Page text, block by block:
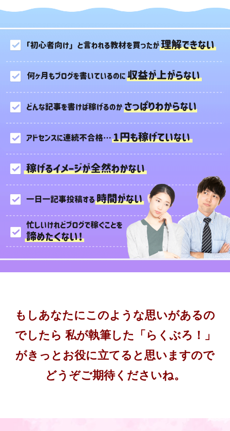
もしあなたにこのような思いがあるの
でしたら 私が執筆した「らくぶろ！」
がきっとお役に立てると思いますので
どうぞご期待くださいね。